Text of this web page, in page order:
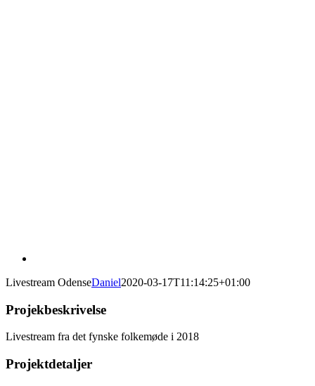
Livestream OdenseDaniel2020-03-17T11:14:25+01:00
Projekbeskrivelse
Livestream fra det fynske folkemøde i 2018
Projektdetaljer